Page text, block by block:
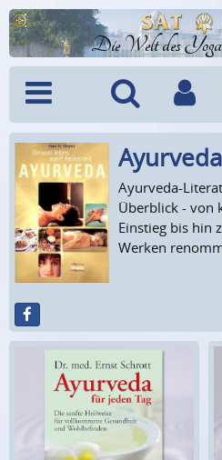
Die Welt des
Menü Suche
Ayurveda-
Überblick - von
Einstieg bis hin
Werken